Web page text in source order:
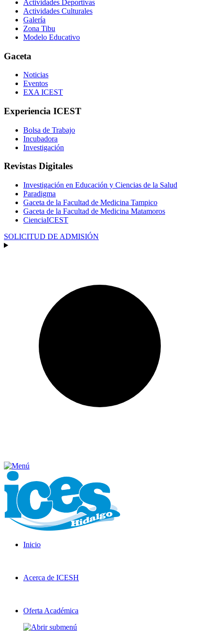
Actividades Deportivas
Actividades Culturales
Galería
Zona Tibu
Modelo Educativo
Gaceta
Noticias
Eventos
EXA ICEST
Experiencia ICEST
Bolsa de Trabajo
Incubadora
Investigación
Revistas Digitales
Investigación en Educación y Ciencias de la Salud
Paradigma
Gaceta de la Facultad de Medicina Tampico
Gaceta de la Facultad de Medicina Matamoros
CienciaICEST
SOLICITUD DE ADMISIÓN
Inicio
Acerca de ICESH
Oferta Académica